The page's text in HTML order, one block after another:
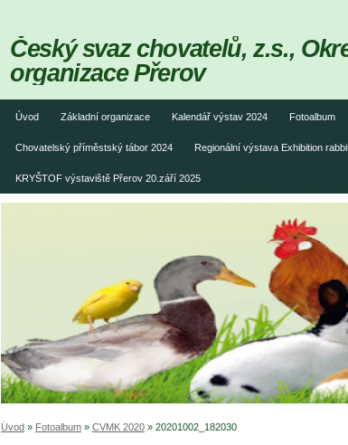
Úvod Základní organizace Kalendář výstav 2024 Fotoalbum
Chovatelský příměstský tábor 2024 Regionální výstava Exhibition
KRYŠTOF výstaviště Přerov 20.září 2025
Český svaz chovatelů, z.s.,
organizace Přerov
Úvod » Fotoalbum » CVMK 2020 » 20201002_182030